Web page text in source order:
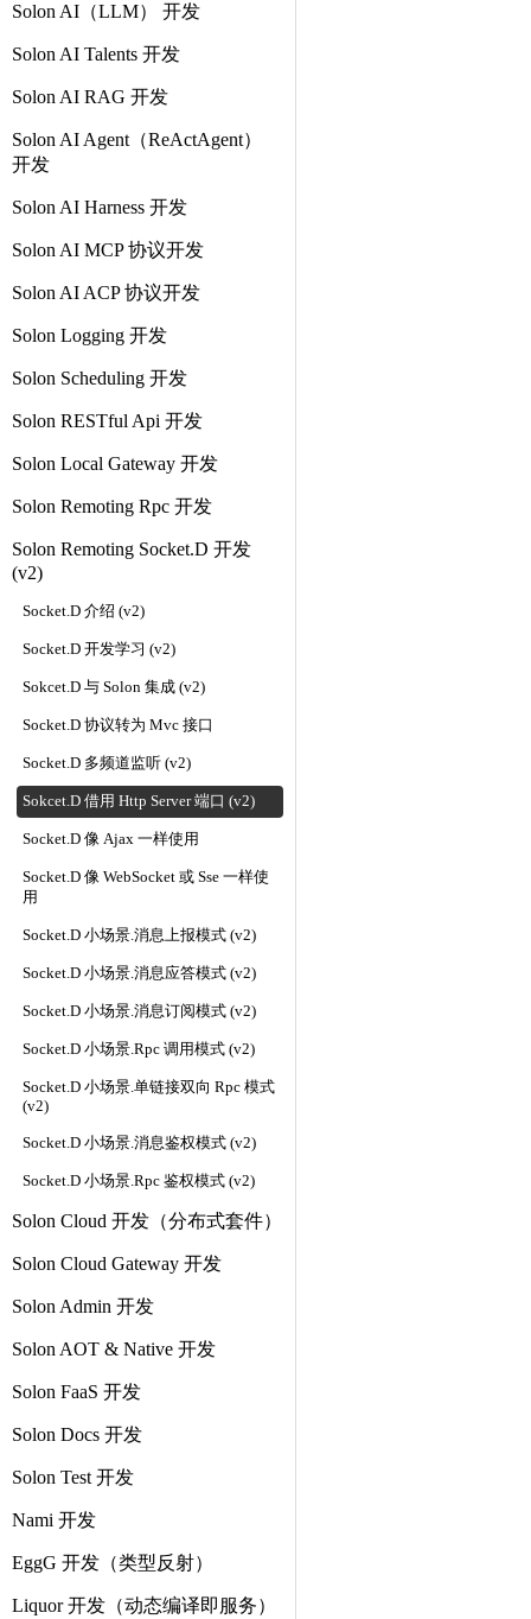
Solon AI（LLM） 开发
Solon AI Talents 开发
Solon AI RAG 开发
Solon AI Agent（ReActAgent）
开发
Solon AI Harness 开发
Solon AI MCP 协议开发
Solon AI ACP 协议开发
Solon Logging 开发
Solon Scheduling 开发
Solon RESTful Api 开发
Solon Local Gateway 开发
Solon Remoting Rpc 开发
Solon Remoting Socket.D 开发
(v2)
Socket.D 介绍 (v2)
Socket.D 开发学习 (v2)
Sokcet.D 与 Solon 集成 (v2)
Socket.D 协议转为 Mvc 接口
Socket.D 多频道监听 (v2)
Sokcet.D 借用 Http Server 端口 (v2)
Socket.D 像 Ajax 一样使用
Socket.D 像 WebSocket 或 Sse 一样使
用
Socket.D 小场景.消息上报模式 (v2)
Socket.D 小场景.消息应答模式 (v2)
Socket.D 小场景.消息订阅模式 (v2)
Socket.D 小场景.Rpc 调用模式 (v2)
Socket.D 小场景.单链接双向 Rpc 模式
(v2)
Socket.D 小场景.消息鉴权模式 (v2)
Socket.D 小场景.Rpc 鉴权模式 (v2)
Solon Cloud 开发（分布式套件）
Solon Cloud Gateway 开发
Solon Admin 开发
Solon AOT & Native 开发
Solon FaaS 开发
Solon Docs 开发
Solon Test 开发
Nami 开发
EggG 开发（类型反射）
Liquor 开发（动态编译即服务）